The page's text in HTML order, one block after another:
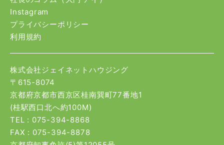
Instagram
プライバシーポリシー
利用規約
株式会社ジェイネットハウジング
〒615-8074
京都府京都市西京区桂南巽町77番地1
(桂駅西口北へ約100M)
TEL : 075-394-8868
FAX : 075-394-8878